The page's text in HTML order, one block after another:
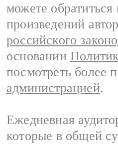
можете обратиться
произведений
российского
основании
посмотреть более
администрацией.
Ежедневная
которые в общей